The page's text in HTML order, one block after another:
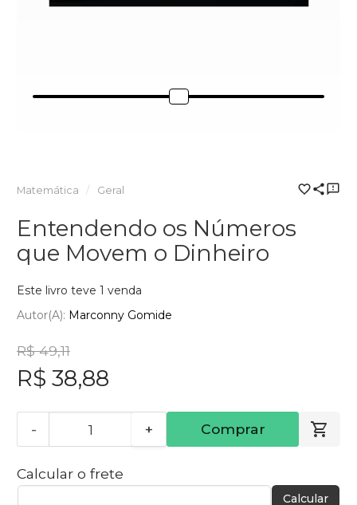
Matemática Geral
Entendendo os Números
que Movem o Dinheiro
Este livro teve 1 venda
Autor(a): Marconny Gomide
R$ 49,11
R$ 38,88
- + Comprar
Calcular o frete
Calcular